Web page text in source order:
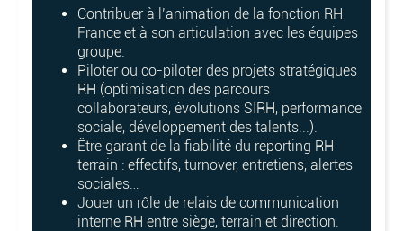
Contribuer à l’animation de la fonction RH
France et à son articulation avec les équipes
groupe.
Piloter ou co-piloter des projets stratégiques
RH (optimisation des parcours
collaborateurs, évolutions SIRH, performance
sociale, développement des talents...).
Être garant de la fiabilité du reporting RH
terrain : effectifs, turnover, entretiens, alertes
sociales…
Jouer un rôle de relais de communication
interne RH entre siège, terrain et direction.